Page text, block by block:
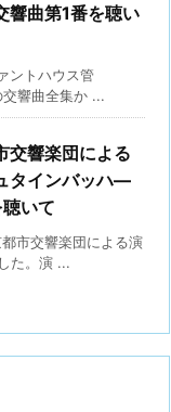
響曲第1番を聴い
ントハウス管
交響曲全集か ...
交響楽団による
タインバッハ―
いて
市交響楽団による演
た。演 ...